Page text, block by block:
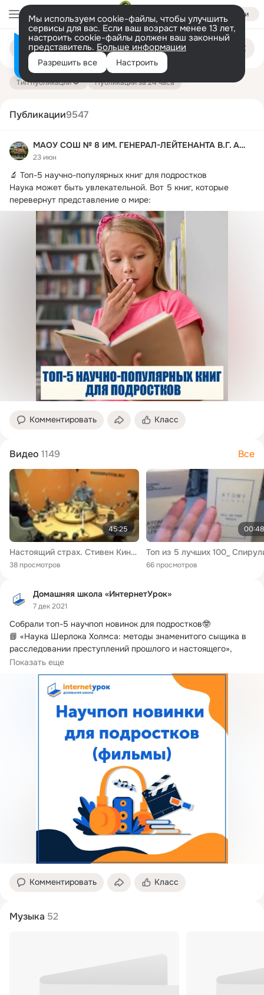
Войти
Мы используем cookie-файлы, чтобы улучшить
сервисы для вас. Если ваш возраст менее 13 лет,
настроить cookie-файлы должен ваш законный
представитель. Больше информации
Разрешить все Настроить
Поиск
публикациям
Тип публикации Публикации за 24 часа
Публикации9547
МАОУ СОШ № 8 ИМ. ГЕНЕРАЛ-ЛЕЙТЕНАНТА В.Г. АСАПОВА
23 июн
🔬 Топ-5 научно-популярных книг для подростков
Наука может быть увлекательной. Вот 5 книг, которые
перевернут представление о мире:
Комментировать Класс
Видео 1149 Все
45:25
Настоящий страх. Стивен Кинг - живой классик жанра ужасов
38 просмотров
00:48
66 просмотров
Домашняя школа «ИнтернетУрок»
7 дек 2021
Собрали топ-5 научпоп новинок для подростков🤓
📘 «Наука Шерлока Холмса: методы знаменитого сыщика в
расследовании преступлений прошлого и настоящего»,
Стюарт Росс. 12+
Показать еще
Комментировать Класс
Музыка 52
Информация о контенте
на платформе — здесь